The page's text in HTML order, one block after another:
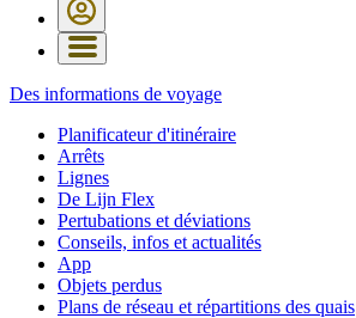
Des informations de voyage
Planificateur d'itinéraire
Arrêts
Lignes
De Lijn Flex
Pertubations et déviations
Conseils, infos et actualités
App
Objets perdus
Plans de réseau et répartitions des quais